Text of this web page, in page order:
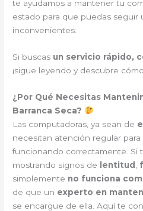
te ayudamos a mantener tu
estado para que puedas seguir
inconvenientes.
Si buscas un servicio rápido,
¡sigue leyendo y descubre
¿Por Qué Necesitas
Barranca Seca?
Las computadoras, ya sean de
necesitan atención regular
funcionando correctamente. Si
mostrando signos de
lentitud
simplemente no funciona
de que un experto en
se encargue de ella. Aquí te